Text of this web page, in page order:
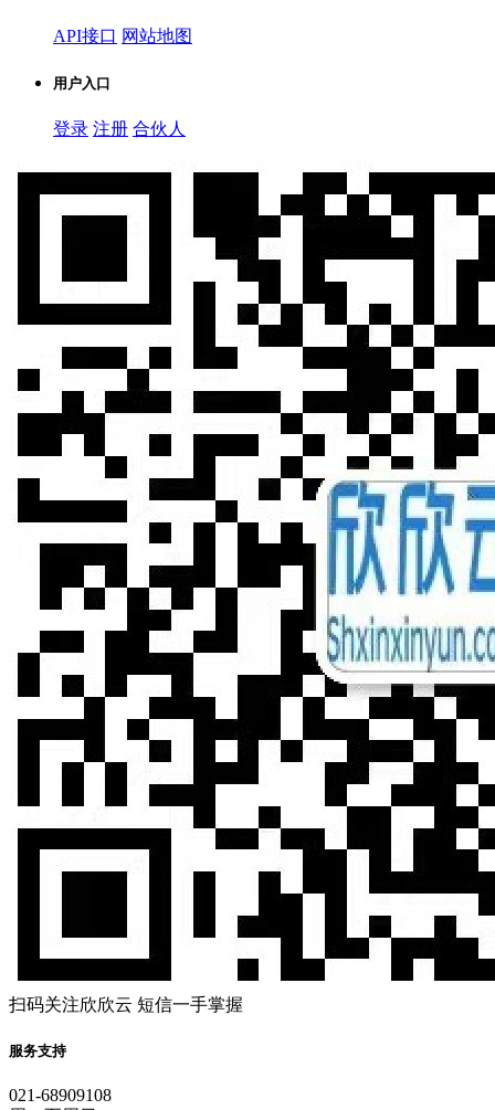
API接口 网站地图
用户入口
登录 注册 合伙人
扫码关注欣欣云 短信一手掌握
服务支持
021-68909108